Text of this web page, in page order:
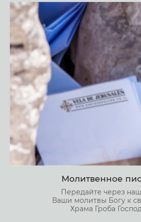
Молитвенное
Передайте через
Ваши молитвы Богу к
Храма Гроба